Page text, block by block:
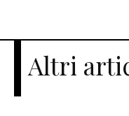
Altri